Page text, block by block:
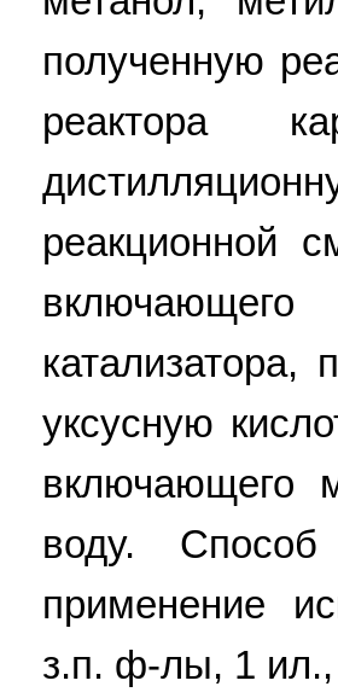
полученную
реактора
реакционной
катализатора,
уксусную
включающего
воду. Способ
применение
з.п. ф-лы, 1 ил.,